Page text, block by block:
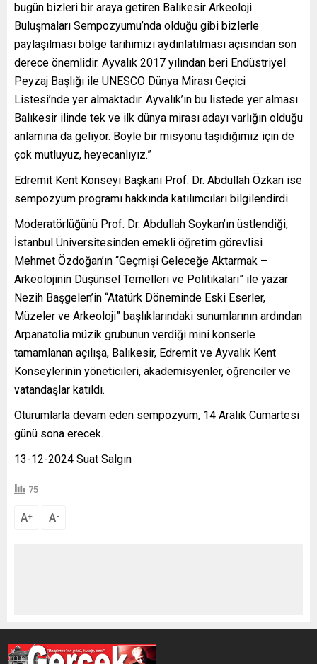
bugün bizleri bir araya getiren Balıkesir Arkeoloji
Buluşmaları Sempozyumu’nda olduğu gibi bizlerle
paylaşılması bölge tarihimizi aydınlatılması açısından son
derece önemlidir. Ayvalık 2017 yılından beri Endüstriyel
Peyzaj Başlığı ile UNESCO Dünya Mirası Geçici
Listesi’nde yer almaktadır. Ayvalık’ın bu listede yer alması
Balıkesir ilinde tek ve ilk dünya mirası adayı varlığın olduğu
anlamına da geliyor. Böyle bir misyonu taşıdığımız için de
çok mutluyuz, heyecanlıyız.”
Edremit Kent Konseyi Başkanı Prof. Dr. Abdullah Özkan ise
sempozyum programı hakkında katılımcıları bilgilendirdi.
Moderatörlüğünü Prof. Dr. Abdullah Soykan’ın üstlendiği,
İstanbul Üniversitesinden emekli öğretim görevlisi
Mehmet Özdoğan’ın “Geçmişi Geleceğe Aktarmak –
Arkeolojinin Düşünsel Temelleri ve Politikaları” ile yazar
Nezih Başgelen’in “Atatürk Döneminde Eski Eserler,
Müzeler ve Arkeoloji” başlıklarındaki sunumlarının ardından
Arpanatolia müzik grubunun verdiği mini konserle
tamamlanan açılışa, Balıkesir, Edremit ve Ayvalık Kent
Konseylerinin yöneticileri, akademisyenler, öğrenciler ve
vatandaşlar katıldı.
Oturumlarla devam eden sempozyum, 14 Aralık Cumartesi
günü sona erecek.
13-12-2024 Suat Salgın
75
A+ A-